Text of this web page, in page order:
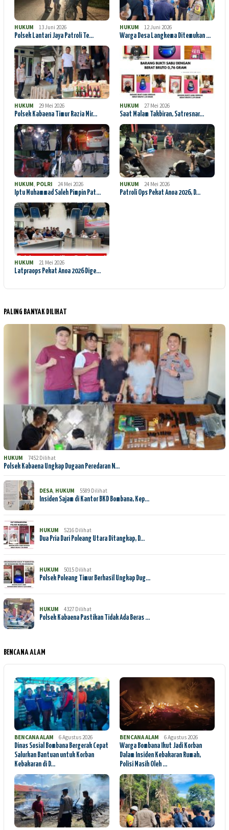
HUKUM
13 Juni 2026
Polsek Lantari Jaya Patroli Te…
HUKUM
12 Juni 2026
Warga Desa Langkema Ditemukan …
HUKUM
29 Mei 2026
Polsek Kabaena Timur Razia Mir…
HUKUM
27 Mei 2026
Saat Malam Takbiran, Satresnar…
HUKUM, POLRI
24 Mei 2026
Iptu Muhammad Saleh Pimpin Pat…
HUKUM
24 Mei 2026
Patroli Ops Pekat Anoa 2026, D…
HUKUM
21 Mei 2026
Latpraops Pekat Anoa 2026 Dige…
PALING BANYAK DILIHAT
HUKUM
7452 Dilihat
Polsek Kabaena Ungkap Dugaan Peredaran N…
DESA, HUKUM
5589 Dilihat
Insiden Sajam di Kantor BKD Bombana, Kep…
HUKUM
5216 Dilihat
Dua Pria Dari Poleang Utara Ditangkap, D…
HUKUM
5015 Dilihat
Polsek Poleang Timur Berhasil Ungkap Dug…
HUKUM
4327 Dilihat
Polsek Kabaena Pastikan Tidak Ada Beras …
BENCANA ALAM
BENCANA ALAM
6 Agustus 2026
Dinas Sosial Bombana Bergerak Cepat
Salurkan Bantuan untuk Korban
Kebakaran di D…
BENCANA ALAM
6 Agustus 2026
Warga Bombana Ikut Jadi Korban
Dalam Insiden Kebakaran Rumah,
Polisi Masih Oleh …